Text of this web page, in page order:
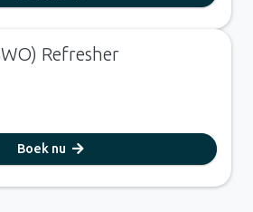
Refresher
Boek nu